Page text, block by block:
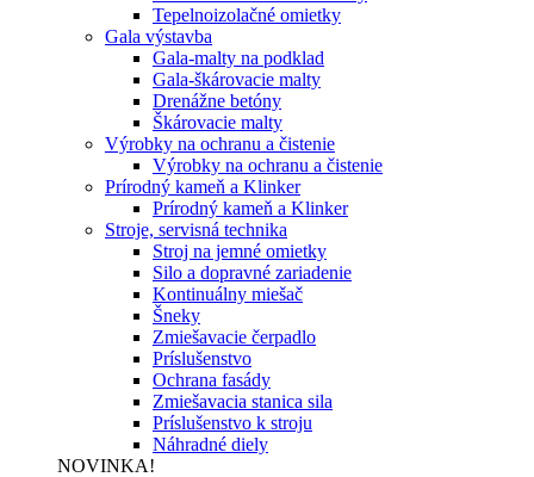
Tepelnoizolačné omietky
Gala výstavba
Gala-malty na podklad
Gala-škárovacie malty
Drenážne betóny
Škárovacie malty
Výrobky na ochranu a čistenie
Výrobky na ochranu a čistenie
Prírodný kameň a Klinker
Prírodný kameň a Klinker
Stroje, servisná technika
Stroj na jemné omietky
Silo a dopravné zariadenie
Kontinuálny miešač
Šneky
Zmiešavacie čerpadlo
Príslušenstvo
Ochrana fasády
Zmiešavacia stanica sila
Príslušenstvo k stroju
Náhradné diely
NOVINKA!